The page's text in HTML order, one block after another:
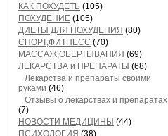
КАК ПОХУДЕТЬ (105)
ПОХУДЕНИЕ (105)
ДИЕТЫ ДЛЯ ПОХУДЕНИЯ (80)
СПОРТ,ФИТНЕСС (70)
МАССАЖ,ОБЕРТЫВАНИЯ (69)
ЛЕКАРСТВА и ПРЕПАРАТЫ (68)
Лекарства и препараты своими
руками (46)
Отзывы о лекарствах и препаратах
(7)
НОВОСТИ МЕДИЦИНЫ (44)
ПСИХОЛОГИЯ (38)